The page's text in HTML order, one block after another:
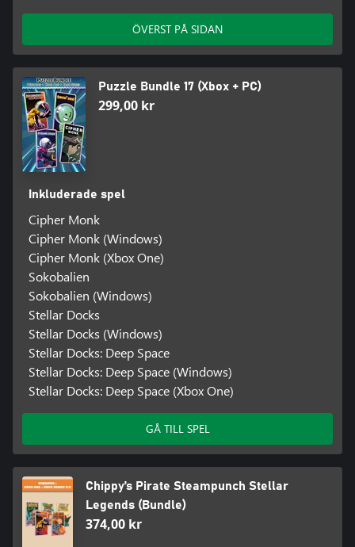
ÖVERST PÅ SIDAN
Puzzle Bundle 17 (Xbox + PC)
299,00 kr
Inkluderade spel
Cipher Monk
Cipher Monk (Windows)
Cipher Monk (Xbox One)
Sokobalien
Sokobalien (Windows)
Stellar Docks
Stellar Docks (Windows)
Stellar Docks: Deep Space
Stellar Docks: Deep Space (Windows)
Stellar Docks: Deep Space (Xbox One)
GÅ TILL SPEL
Chippy’s Pirate Steampunch Stellar
Legends (Bundle)
374,00 kr